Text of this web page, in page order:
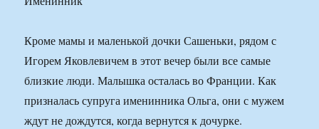
Кроме мамы и маленькой дочки Сашеньки, рядом с
Игорем Яковлевичем в этот вечер были все самые
близкие люди. Малышка осталась во Франции. Как
призналась супруга именинника Ольга, они с мужем
ждут не дождутся, когда вернутся к дочурке.